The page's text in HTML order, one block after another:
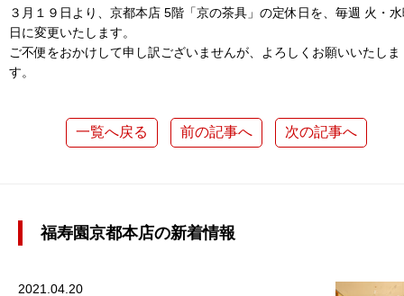
３月１９日より、京都本店 5階「京の茶具」の定休日を、毎週 火・
日に変更いたします。
ご不便をおかけして申し訳ございませんが、よろしくお願いいたしま
す。
一覧へ戻る 前の記事へ 次の記事へ
福寿園京都本店の新着情報
2021.04.20